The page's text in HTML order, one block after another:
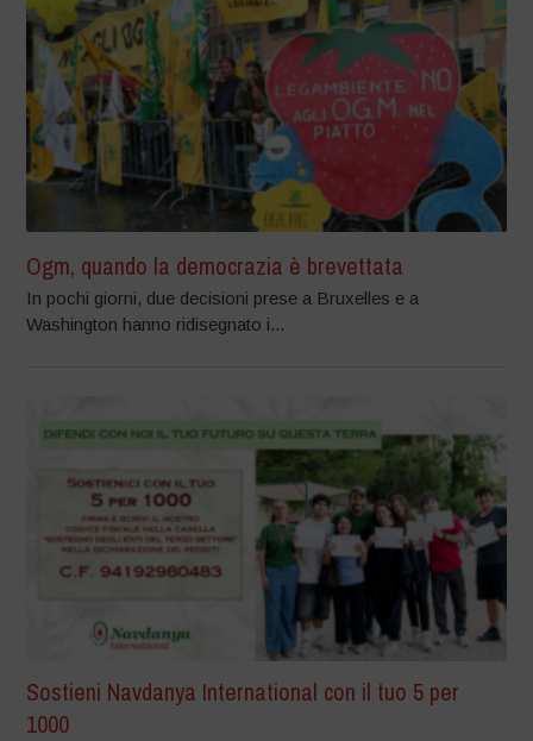
Ogm, quando la democrazia è brevettata
In pochi giorni, due decisioni prese a Bruxelles e a
Washington hanno ridisegnato i...
Sostieni Navdanya International con il tuo 5 per
1000